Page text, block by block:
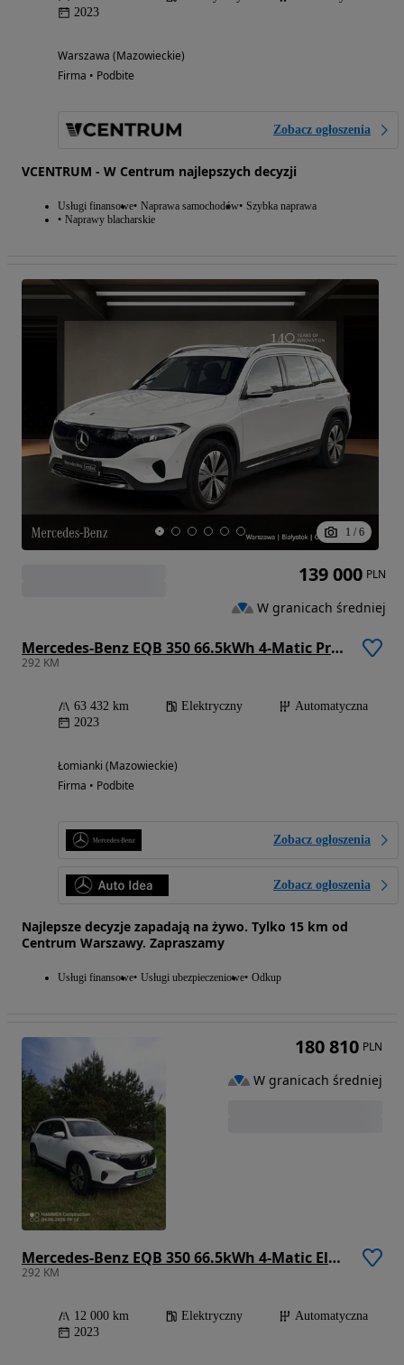
2023
Warszawa (Mazowieckie)
Firma • Podbite
Zobacz ogłoszenia
VCENTRUM - W Centrum najlepszych decyzji
Usługi finansowe Naprawa samochodów Szybka naprawa
Naprawy blacharskie
1 / 6
Mercedes-Benz EQB 350 66.5kWh 4-Matic Progressive
292 KM
63 432 km Elektryczny
Automatyczna
2023
Łomianki (Mazowieckie)
Firma • Podbite
Zobacz ogłoszenia
Zobacz ogłoszenia
Najlepsze decyzje zapadają na żywo. Tylko 15 km od
Centrum Warszawy. Zapraszamy
Usługi finansowe Usługi ubezpieczeniowe Odkup
139 000 PLN
W granicach średniej
Mercedes-Benz EQB 350 66.5kWh 4-Matic Electric Art 7os
292 KM
12 000 km Elektryczny
Automatyczna
2023
180 810 PLN
W granicach średniej